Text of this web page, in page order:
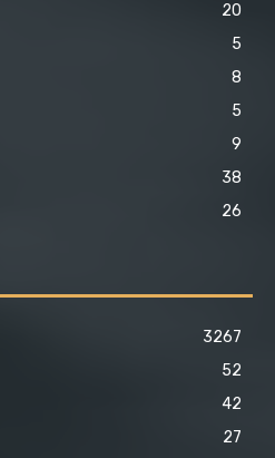
20
5
8
5
9
38
26
3267
52
42
27